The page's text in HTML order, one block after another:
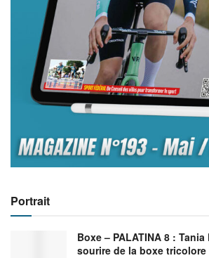
Portrait
Boxe – PALATINA 8 : Tania
sourire de la boxe tricolore